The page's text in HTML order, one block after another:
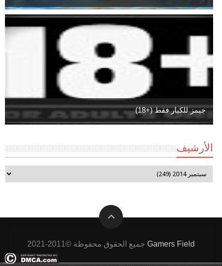
جيمز للكبار فقط (+18)
الأرشيف
Gamers Field جميع الحقوق محفوظة ©2011-2021